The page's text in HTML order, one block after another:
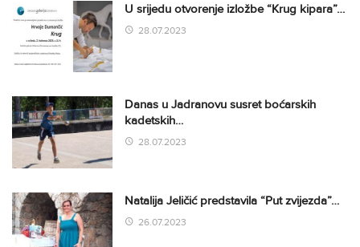
U srijedu otvorenje izložbe “Krug kipara”…
28.07.2023
Danas u Jadranovu susret boćarskih
kadetskih…
28.07.2023
Natalija Jeličić predstavila “Put zvijezda”…
26.07.2023